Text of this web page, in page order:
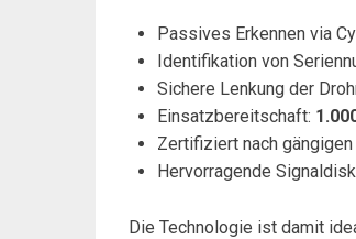
Passives Erkennen via
Identifikation von
Sichere Lenkung der
Einsatzbereitschaft:
Zertifiziert nach
Hervorragende
Die Technologie ist damit